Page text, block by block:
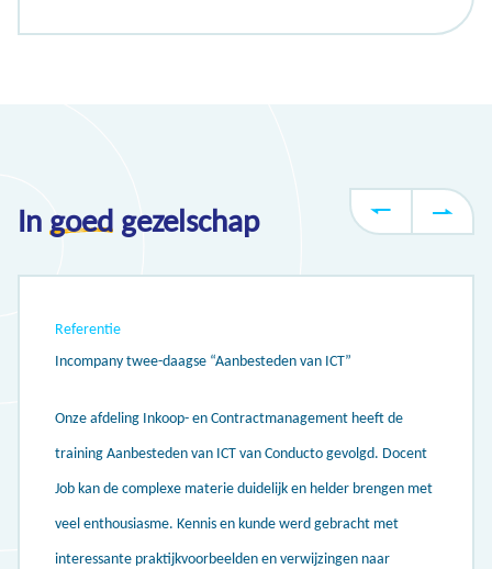
Referentie
Incompany twee-daagse “Aanbesteden van ICT”
Onze afdeling Inkoop- en Contractmanagement heeft de
training Aanbesteden van ICT van Conducto gevolgd. Docent
Job kan de complexe materie duidelijk en helder brengen met
veel enthousiasme. Kennis en kunde werd gebracht met
interessante praktijkvoorbeelden en verwijzingen naar
Ingoed gezelschap